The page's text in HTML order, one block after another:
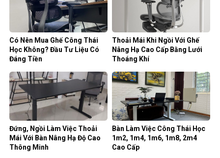
Có Nên Mua Ghế Công Thái
Học Không? Đầu Tư Liệu Có
Đáng Tiền
Thoải Mái Khi Ngồi Với Ghế
Nâng Hạ Cao Cấp Bằng Lưới
Thoáng Khí
Đứng, Ngồi Làm Việc Thoải
Mái Với Bàn Nâng Hạ Độ Cao
Thông Minh
Bàn Làm Việc Công Thái Học
1m2, 1m4, 1m6, 1m8, 2m4
Cao Cấp